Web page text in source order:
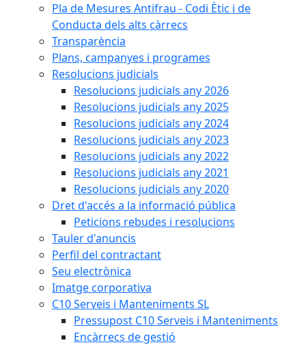
Pla de Mesures Antifrau - Codi Ètic i de
Conducta dels alts càrrecs
Transparència
Plans, campanyes i programes
Resolucions judicials
Resolucions judicials any 2026
Resolucions judicials any 2025
Resolucions judicials any 2024
Resolucions judicials any 2023
Resolucions judicials any 2022
Resolucions judicials any 2021
Resolucions judicials any 2020
Dret d'accés a la informació pública
Peticions rebudes i resolucions
Tauler d'anuncis
Perfil del contractant
Seu electrònica
Imatge corporativa
C10 Serveis i Manteniments SL
Pressupost C10 Serveis i Manteniments
Encàrrecs de gestió